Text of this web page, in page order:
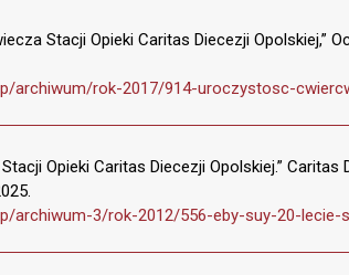
Stacji Opieki Caritas Diecezji Opolskiej,”
archiwum/rok-2017/914-uroczystosc-
Opieki Caritas Diecezji Opolskiej.” Caritas
archiwum-3/rok-2012/556-eby-suy-20-